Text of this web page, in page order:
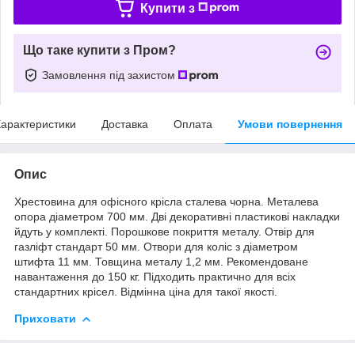
Купити з
Що таке купити з Пром?
Замовлення під захистом
Доставка Оплата Умови повернення
Опис
Хрестовина для офісного крісла сталева чорна. Металева
опора діаметром 700 мм. Дві декоративні пластикові накладки
йдуть у комплекті. Порошкове покриття металу. Отвір для
газліфт стандарт 50 мм. Отвори для коліс з діаметром
штифта 11 мм. Товщина металу 1,2 мм. Рекомендоване
навантаження до 150 кг. Підходить практично для всіх
стандартних крісел. Відмінна ціна для такої якості.
Приховати